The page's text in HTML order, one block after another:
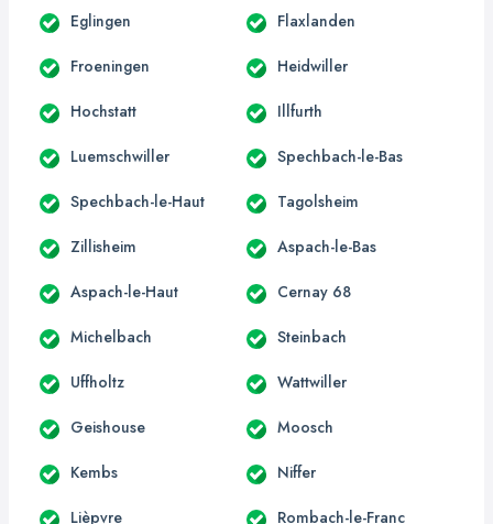
Eglingen Flaxlanden
Froeningen Heidwiller
Hochstatt Illfurth
Luemschwiller Spechbach-le-Bas
Spechbach-le-Haut Tagolsheim
Zillisheim Aspach-le-Bas
Aspach-le-Haut Cernay 68
Michelbach Steinbach
Uffholtz Wattwiller
Geishouse Moosch
Kembs Niffer
Lièpvre Rombach-le-Franc